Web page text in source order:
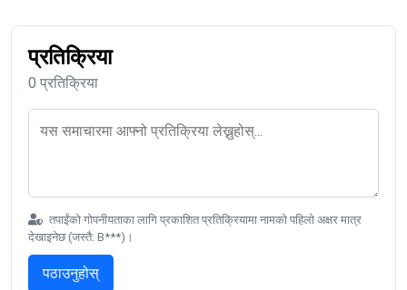
प्रतिक्रिया
0 प्रतिक्रिया
तपाईंको गोपनीयताका लागि प्रकाशित प्रतिक्रियामा नामको पहिलो अक्षर मात्र
देखाइनेछ (जस्तै: B***)।
पठाउनुहोस्